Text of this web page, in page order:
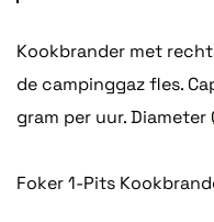
Kookbrander met
de campinggaz fles.
gram per uur. Diameter
Foker 1-Pits